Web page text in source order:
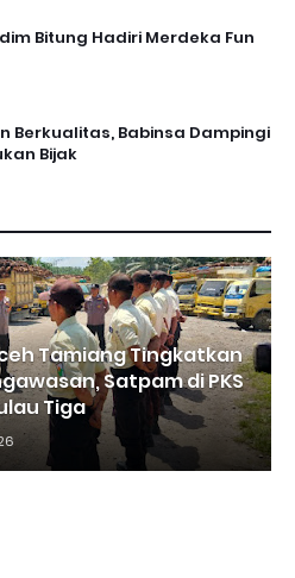
Bitung Hadiri Merdeka Fun
Berkualitas, Babinsa Dampingi
Bijak
Tamiang Tingkatkan
Satpam di PKS
Tiga